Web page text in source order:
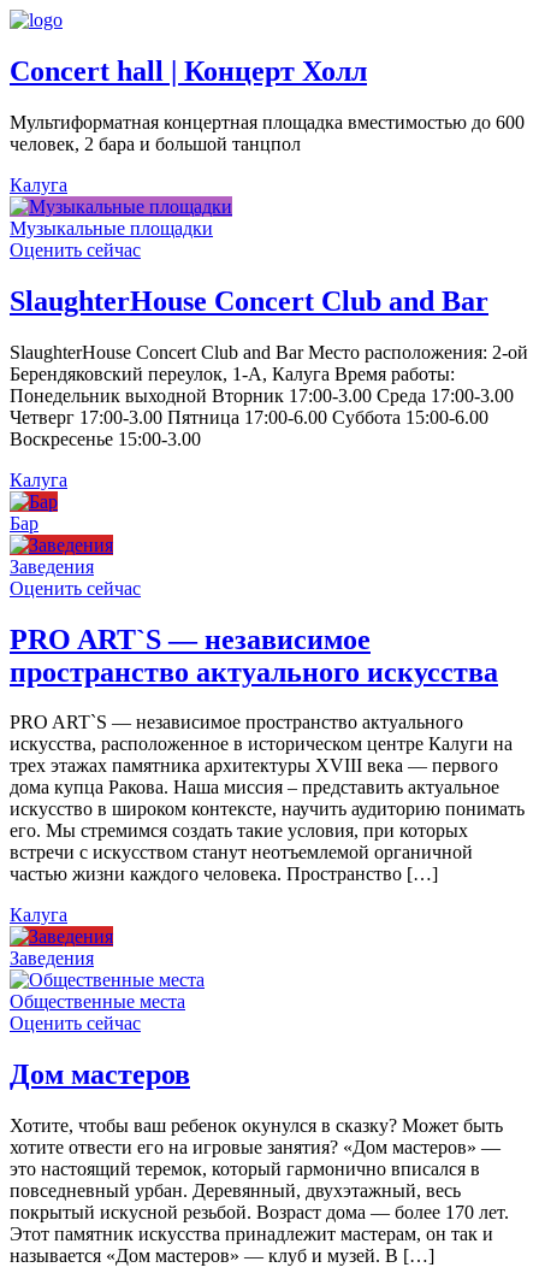
Concert hall | Концерт Холл
Мультиформатная концертная площадка вместимостью до 600
человек, 2 бара и большой танцпол
Калуга
Музыкальные площадки
Оценить сейчас
SlaughterHouse Concert Club and Bar
SlaughterHouse Concert Club and Bar Место расположения: 2-ой
Берендяковский переулок, 1-А, Калуга Время работы:
Понедельник выходной Вторник 17:00-3.00 Среда 17:00-3.00
Четверг 17:00-3.00 Пятница 17:00-6.00 Суббота 15:00-6.00
Воскресенье 15:00-3.00
Калуга
Бар
Заведения
Оценить сейчас
PRO ART`S — независимое
пространство актуального искусства
PRO ART`S — независимое пространство актуального
искусства, расположенное в историческом центре Калуги на
трех этажах памятника архитектуры XVIII века — первого
дома купца Ракова. Наша миссия – представить актуальное
искусство в широком контексте, научить аудиторию понимать
его. Мы стремимся создать такие условия, при которых
встречи с искусством станут неотъемлемой органичной
частью жизни каждого человека. Пространство […]
Калуга
Заведения
Общественные места
Оценить сейчас
Дом мастеров
Хотите, чтобы ваш ребенок окунулся в сказку? Может быть
хотите отвести его на игровые занятия? «Дом мастеров» —
это настоящий теремок, который гармонично вписался в
повседневный урбан. Деревянный, двухэтажный, весь
покрытый искусной резьбой. Возраст дома — более 170 лет.
Этот памятник искусства принадлежит мастерам, он так и
называется «Дом мастеров» — клуб и музей. В […]